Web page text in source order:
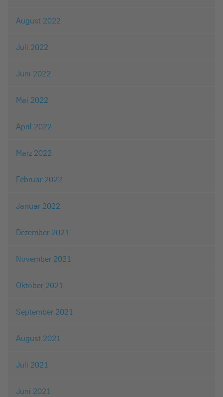
August 2022
Juli 2022
Juni 2022
Mai 2022
April 2022
März 2022
Februar 2022
Januar 2022
Dezember 2021
November 2021
Oktober 2021
September 2021
August 2021
Juli 2021
Juni 2021